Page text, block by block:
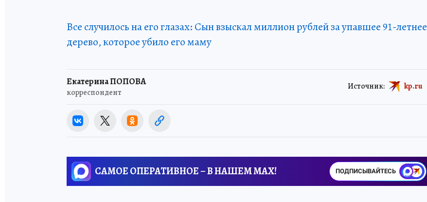
Все случилось на его глазах: Сын взыскал миллион рублей за упавшее 91-летнее
дерево, которое убило его маму
Екатерина ПОПОВА
корреспондент
Источник: kp.ru
САМОЕ ОПЕРАТИВНОЕ – В НАШЕМ MAX! ПОДПИСЫВАЙТЕСЬ